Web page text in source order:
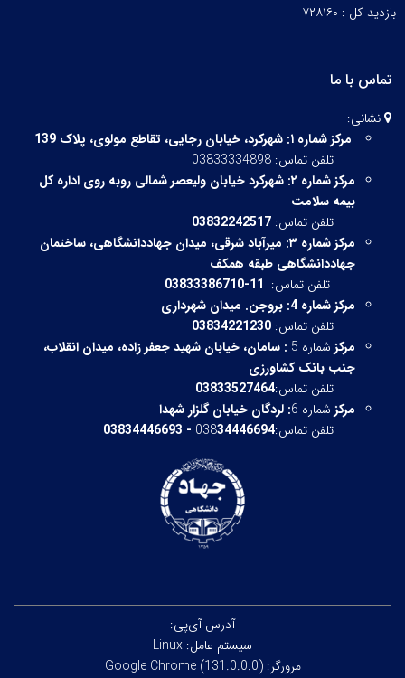
بازدید کل : ۷۲۸۱۶۰
تماس با ما
نشانی:
مرکز شماره ۱:
شهرکرد، خیابان رجایی، تقاطع مولوی، پلاک 139
تلفن تماس: 03833334898
مرکز شماره ۲:
شهرکرد خیابان ولیعصر شمالی روبه روی اداره کل
بیمه سلامت
تلفن تماس: 03832242517
مرکز شماره ۳:
میرآباد شرقی، میدان جهاددانشگاهی، ساختمان
جهاددانشگاهی طبقه همکف
تلفن تماس:
مرکز شماره 4: بروجن. میدان شهرداری
تلفن تماس: 03834221230
مرکز شماره 5 : سامان، خیابان شهید جعفر زاده، میدان انقلاب،
جنب بانک کشاورزی
تلفن تماس:03833527464
مرکز شماره 6 : لردگان خیابان گلزار شهدا
تلفن تماس:03834446694 - 03834446693
آدرس آی‌پی:
سیستم عامل: Linux
مرورگر: Google Chrome (131.0.0.0)